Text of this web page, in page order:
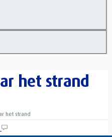
het strand
het strand